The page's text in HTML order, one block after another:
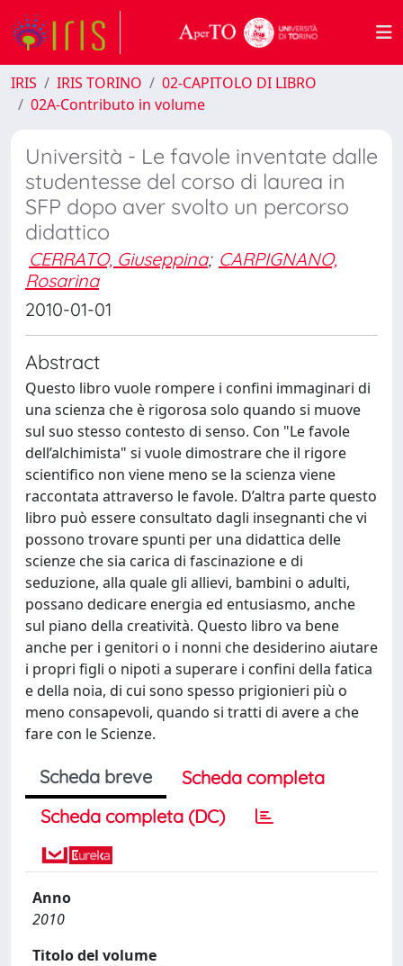
IRIS IRIS TORINO
02-CAPITOLO DI LIBRO
02A-Contributo in volume
Università - Le favole inventate dalle
studentesse del corso di laurea in
SFP dopo aver svolto un percorso
didattico
CERRATO, Giuseppina; CARPIGNANO,
Rosarina
2010-01-01
Abstract
Questo libro vuole rompere i confini immaginari di
una scienza che è rigorosa solo quando si muove
sul suo stesso contesto di senso. Con "Le favole
dell’alchimista" si vuole dimostrare che il rigore
scientifico non viene meno se la scienza viene
raccontata attraverso le favole. D’altra parte questo
libro può essere consultato dagli insegnanti che vi
possono trovare spunti per una didattica delle
scienze che sia carica di fascinazione e di
seduzione, alla quale gli allievi, bambini o adulti,
possano dedicare energia ed entusiasmo, anche
sul piano della creatività. Questo libro va bene
anche per i genitori o i nonni che desiderino aiutare
i propri figli o nipoti a superare i confini della fatica
e della noia, di cui sono spesso prigionieri più o
meno consapevoli, quando si tratti di avere a che
fare con le Scienze.
Scheda breve
Scheda completa
Scheda completa (DC)
Anno
2010
Titolo del volume